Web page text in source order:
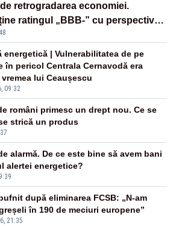
retrogradarea economiei.
ratingul „BBB-” cu perspectivă
09:32
energetică | Vulnerabilitatea de pe
în pericol Centrala Cernavodă era
lui Ceaușescu
români primesc un drept nou. Ce se
strică un produs
alarmă. De ce este bine să avem bani
alertei energetice?
21:35
după eliminarea FCSB: „N-am
în 190 de meciuri europene”